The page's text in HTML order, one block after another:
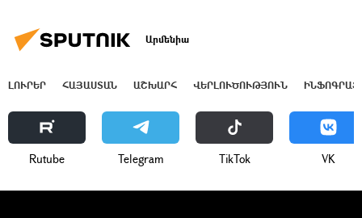
Արմենիա
ԼՈՒՐԵՐ ՀԱՅԱՍՏԱՆ ԱՇԽԱՐՀ ՎԵՐԼՈՒԾՈՒԹՅՈՒՆ
Rutube Telegram ТikТоk VK